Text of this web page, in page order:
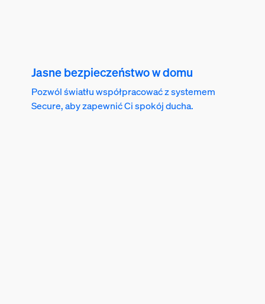
Jasne bezpieczeństwo w domu
Pozwól światłu współpracować z systemem
Secure, aby zapewnić Ci spokój ducha.